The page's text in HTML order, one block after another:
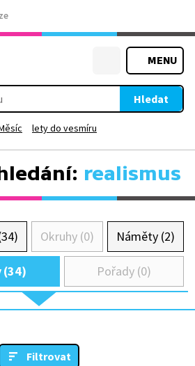
MENU
Hledat
lety do vesmíru
realismus
Okruhy (0) Náměty (2)
(34) Pořady (0)
Filtrovat